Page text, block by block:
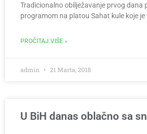
Tradicionalno obilježavanje prvog dana
programom na platou Sahat kule koje
PROČITAJ VIŠE »
admin 21 Marta, 2018
U BiH danas oblačno sa